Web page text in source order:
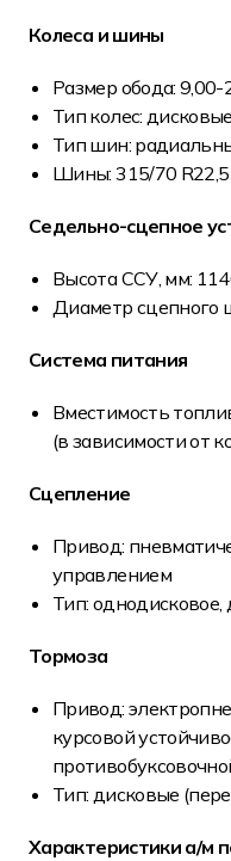
Колеса и шины
Размер обода: 9,00-
Тип колес: дисковые
Тип шин:
Шины: 315/70 R22,5
Седельно-сцепное
Высота ССУ, мм:
Диаметр сцепного
Система питания
Вместимость
(в зависимости от
Сцепление
Привод:
управлением
Тип:
Тормоза
Привод:
курсовой
Тип: дисковые
Характеристики а/м